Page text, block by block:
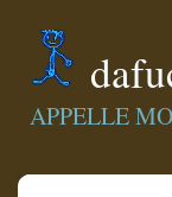
APPELLE